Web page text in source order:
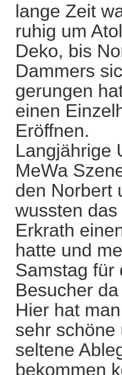
lange Zeit
ruhig um
Deko, bis
Dammers
gerungen
einen
Eröffnen.
Langjährige
MeWa
den Norbert
wussten
Erkrath
hatte und
Samstag für
Besucher da
Hier hat
sehr schöne
seltene
bekommen